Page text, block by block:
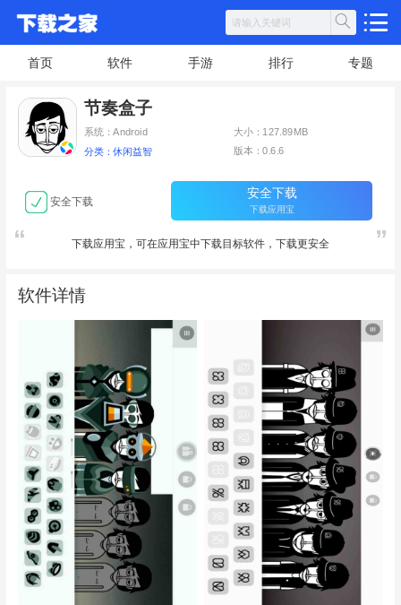
首页 软件 手游 排行 专题
节奏盒子
系统：Android 大小：127.89MB
分类：休闲益智 版本：0.6.6
安全下载
安全下载
下载应用宝
下载应用宝，可在应用宝中下载目标软件，下载更安全
软件详情